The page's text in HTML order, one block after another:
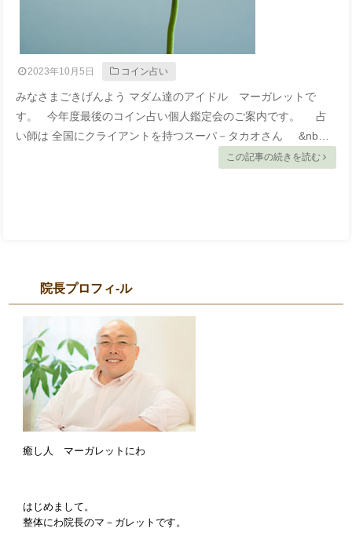
2023年10月5日 コイン占い
みなさまごきげんよう マダム達のアイドル マーガレットで
す。 今年度最後のコイン占い個人鑑定会のご案内です。 占
い師は 全国にクライアントを持つスーパ－タカオさん &nb…
この記事の続きを読む
院長プロフィ-ル
癒し人 マーガレットにわ
はじめまして。
整体にわ院長のマ－ガレットです。